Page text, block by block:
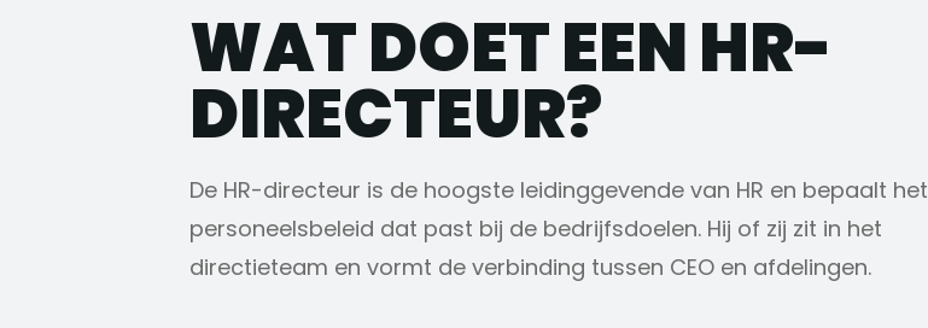
WAT DOET EEN HR-
DIRECTEUR?
De HR-directeur is de hoogste leidinggevende van HR en bepaalt het
personeelsbeleid dat past bij de bedrijfsdoelen. Hij of zij zit in het
directieteam en vormt de verbinding tussen CEO en afdelingen.